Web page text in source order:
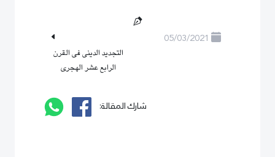
05/03/2021
التجديد الدينى فى القرن
الرابع عشر الهجرى
شارك المقالة: